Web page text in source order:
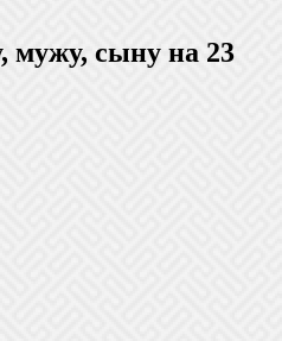
мужу, сыну на 23